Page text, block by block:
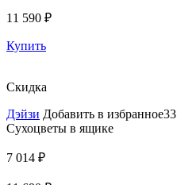
11 590 ₽
Купить
Скидка
Дэйзи Добавить в избранное33
Сухоцветы в ящике
7 014 ₽